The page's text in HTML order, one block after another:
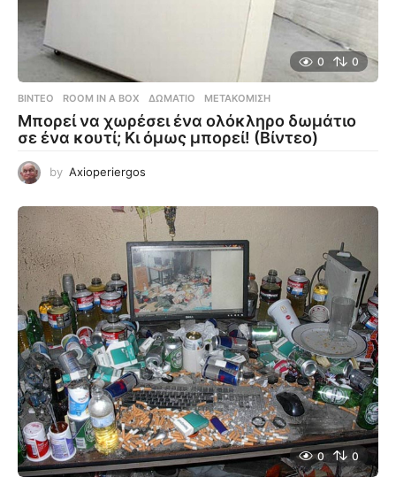
0 0
ΒΊΝΤΕΟ ROOM IN A BOX ,ΔΩΜΆΤΙΟ ,ΜΕΤΑΚΌΜΙΣΗ
Μπορεί να χωρέσει ένα ολόκληρο δωμάτιο
σε ένα κουτί; Κι όμως μπορεί! (Βίντεο)
by Axioperiergos
0 0